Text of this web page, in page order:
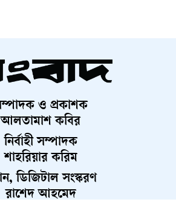
নির্বাচন স্থগিত
মুন্সিগঞ্জে সাংবাদিকের বিরুদ্ধে
মামলার প্রতিবাদে ক্ষোভ
রাতের আঁধারে কৃষকের স্বপ্ন শেষ
অনাহারে সৌদি প্রবাসীর মৃত্যু,
সম্পাদক ও প্রকাশক
আলতামাশ কবির
নির্বাহী সম্পাদক